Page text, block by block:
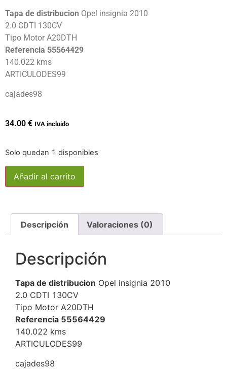
Tapa de distribucion Opel insignia 2010
2.0 CDTI 130CV
Tipo Motor A20DTH
Referencia 55564429
140.022 kms
ARTICULODES99
cajades98
34.00 € IVA incluido
Solo quedan 1 disponibles
Añadir al carrito
Descripción Valoraciones (0)
Descripción
Tapa de distribucion Opel insignia 2010
2.0 CDTI 130CV
Tipo Motor A20DTH
Referencia 55564429
140.022 kms
ARTICULODES99
cajades98